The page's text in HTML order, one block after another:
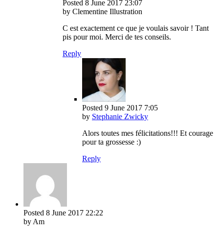
Posted 8 June 2017 23:07
by Clementine Illustration
C est exactement ce que je voulais savoir ! Tant
pis pour moi. Merci de tes conseils.
Reply
Posted 9 June 2017 7:05
by Stephanie Zwicky
Alors toutes mes félicitations!!! Et courage
pour ta grossesse :)
Reply
Posted 8 June 2017 22:22
by Am